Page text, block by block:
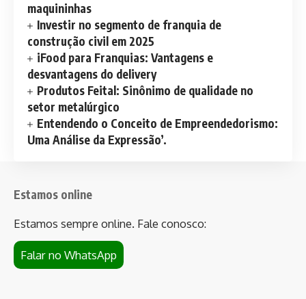
maquininhas
Investir no segmento de franquia de
construção civil em 2025
iFood para Franquias: Vantagens e
desvantagens do delivery
Produtos Feital: Sinônimo de qualidade no
setor metalúrgico
Entendendo o Conceito de Empreendedorismo:
Uma Análise da Expressão’.
Estamos online
Estamos sempre online. Fale conosco:
Falar no WhatsApp